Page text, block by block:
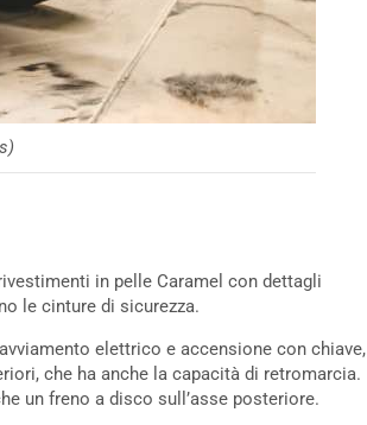
in pelle Caramel con dettagli
le cinture di sicurezza.
elettrico e accensione con chiave,
che ha anche la capacità di retromarcia.
un freno a disco sull’asse posteriore.